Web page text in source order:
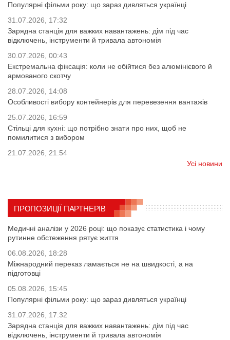
Популярні фільми року: що зараз дивляться українці
31.07.2026, 17:32
Зарядна станція для важких навантажень: дім під час
відключень, інструменти й тривала автономія
30.07.2026, 00:43
Екстремальна фіксація: коли не обійтися без алюмінієвого й
армованого скотчу
28.07.2026, 14:08
Особливості вибору контейнерів для перевезення вантажів
25.07.2026, 16:59
Стільці для кухні: що потрібно знати про них, щоб не
помилитися з вибором
21.07.2026, 21:54
Усі новини
ПРОПОЗИЦІЇ ПАРТНЕРІВ
Медичні аналізи у 2026 році: що показує статистика і чому
рутинне обстеження рятує життя
06.08.2026, 18:28
Міжнародний переказ ламається не на швидкості, а на
підготовці
05.08.2026, 15:45
Популярні фільми року: що зараз дивляться українці
31.07.2026, 17:32
Зарядна станція для важких навантажень: дім під час
відключень, інструменти й тривала автономія